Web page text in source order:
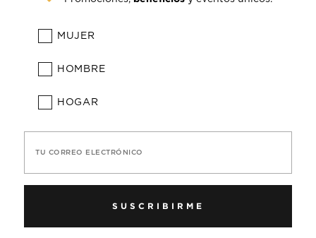
MUJER
HOMBRE
HOGAR
TU CORREO ELECTRÓNICO
SUSCRIBIRME